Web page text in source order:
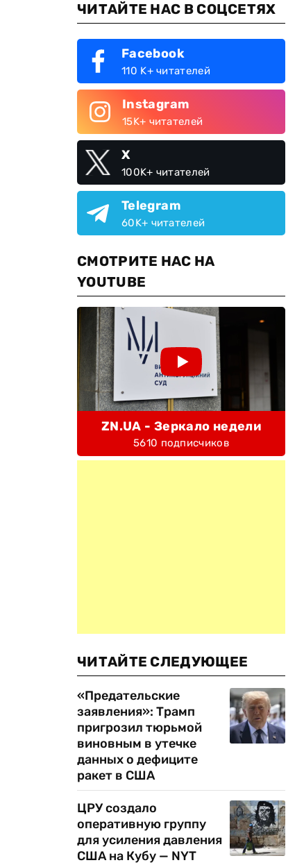
ЧИТАЙТЕ НАС В СОЦСЕТЯХ
Facebook
110 K+ читателей
Instagram
15K+ читателей
X
100K+ читателей
Telegram
60K+ читателей
СМОТРИТЕ НАС НА
YOUTUBE
ZN.UA - Зеркало недели
5610 подписчиков
ЧИТАЙТЕ СЛЕДУЮЩЕЕ
«Предательские
заявления»: Трамп
пригрозил тюрьмой
виновным в утечке
данных о дефиците
ракет в США
ЦРУ создало
оперативную группу
для усиления давления
США на Кубу — NYT